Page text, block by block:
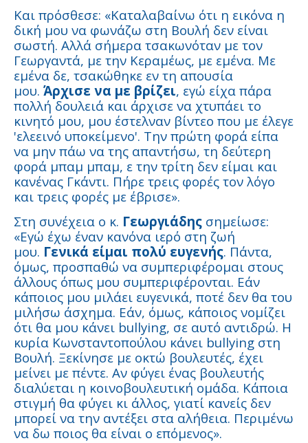
Και πρόσθεσε: «Καταλαβαίνω ότι η εικόνα η
δική μου να φωνάζω στη Βουλή δεν είναι
σωστή. Αλλά σήμερα τσακωνόταν με τον
Γεωργαντά, με την Κεραμέως, με εμένα. Με
εμένα δε, τσακώθηκε εν τη απουσία
μου. Άρχισε να με βρίζει, εγώ είχα πάρα
πολλή δουλειά και άρχισε να χτυπάει το
κινητό μου, μου έστελναν βίντεο που με έλεγε
'ελεεινό υποκείμενο'. Την πρώτη φορά είπα
να μην πάω να της απαντήσω, τη δεύτερη
φορά μπαμ μπαμ, ε την τρίτη δεν είμαι και
κανένας Γκάντι. Πήρε τρεις φορές τον λόγο
και τρεις φορές με έβρισε».
Στη συνέχεια ο κ. Γεωργιάδης σημείωσε:
«Εγώ έχω έναν κανόνα ιερό στη ζωή
μου. Γενικά είμαι πολύ ευγενής. Πάντα,
όμως, προσπαθώ να συμπεριφέρομαι στους
άλλους όπως μου συμπεριφέρονται. Εάν
κάποιος μου μιλάει ευγενικά, ποτέ δεν θα του
μιλήσω άσχημα. Εάν, όμως, κάποιος νομίζει
ότι θα μου κάνει bullying, σε αυτό αντιδρώ. Η
κυρία Κωνσταντοπούλου κάνει bullying στη
Βουλή. Ξεκίνησε με οκτώ βουλευτές, έχει
μείνει με πέντε. Αν φύγει ένας βουλευτής
διαλύεται η κοινοβουλευτική ομάδα. Κάποια
στιγμή θα φύγει κι άλλος, γιατί κανείς δεν
μπορεί να την αντέξει στα αλήθεια. Περιμένω
να δω ποιος θα είναι ο επόμενος».